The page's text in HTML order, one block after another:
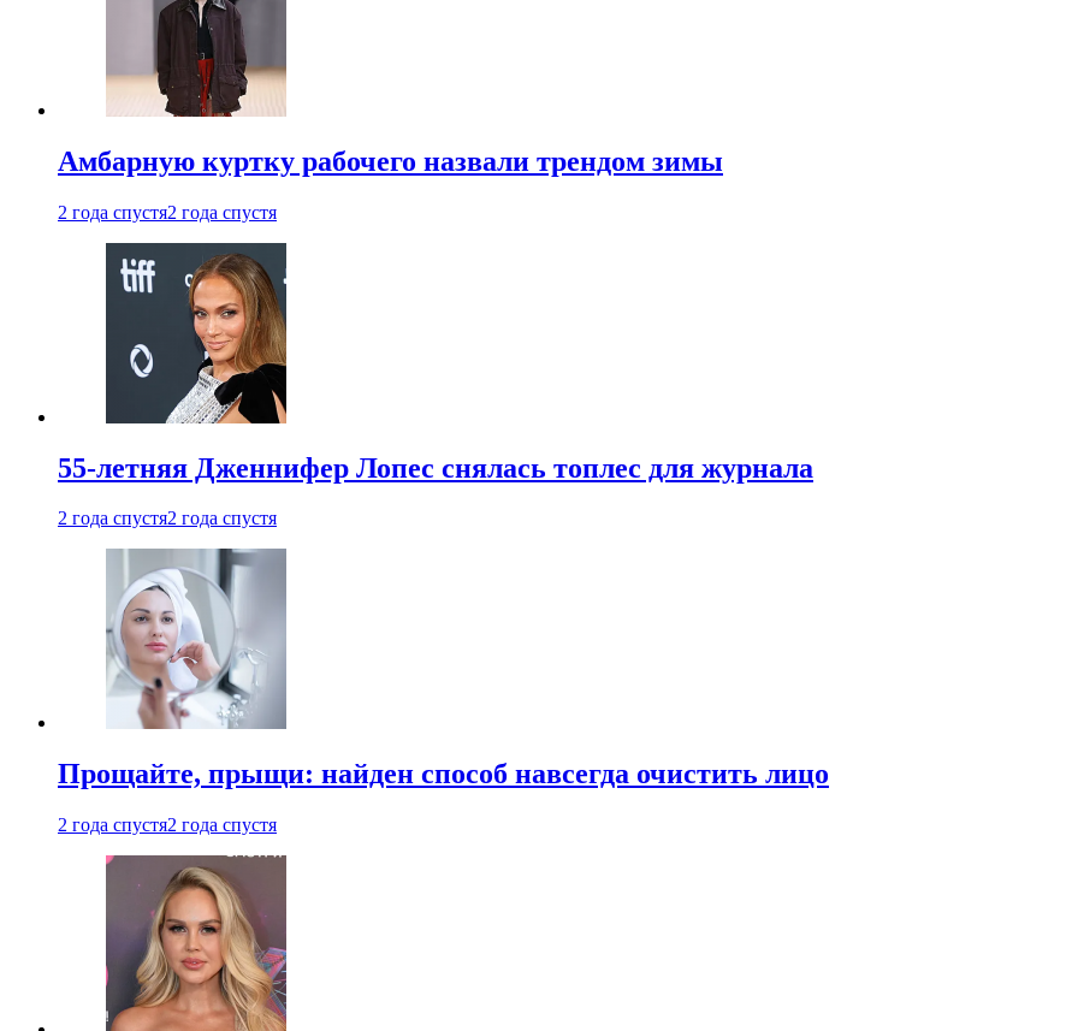
Амбарную куртку рабочего назвали трендом зимы
2 года спустя2 года спустя
55-летняя Дженнифер Лопес снялась топлес для журнала
2 года спустя2 года спустя
Прощайте, прыщи: найден способ навсегда очистить лицо
2 года спустя2 года спустя